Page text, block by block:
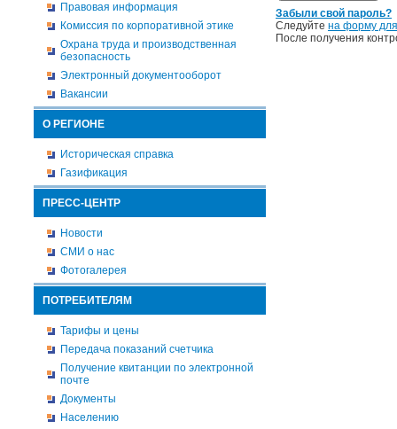
Правовая информация
Комиссия по корпоративной этике
Охрана труда и производственная
безопасность
Электронный документооборот
Вакансии
О РЕГИОНЕ
Историческая справка
Газификация
ПРЕСС-ЦЕНТР
Новости
СМИ о нас
Фотогалерея
ПОТРЕБИТЕЛЯМ
Тарифы и цены
Передача показаний счетчика
Получение квитанции по электронной
почте
Документы
Населению
Забыли свой пароль?
Следуйте на форму
После получения